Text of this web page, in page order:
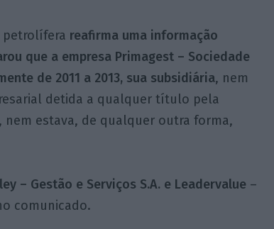
petrolífera reafirma uma informação
que a empresa Primagest – Sociedade
de 2011 a 2013, sua subsidiária, nem
detida a qualquer título pela
estava, de qualquer outra forma,
– Gestão e Serviços S.A. e Leadervalue –
comunicado.